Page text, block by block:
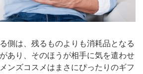
側は、残るものよりも消耗品となる
あり、そのほうが相手に気を遣わせ
ンズコスメはまさにぴったりのギフ